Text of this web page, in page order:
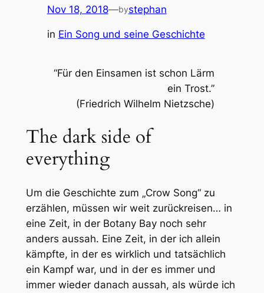
Nov 18, 2018—bystephan
in Ein Song und seine Geschichte
“Für den Einsamen ist schon Lärm
ein Trost.”
(Friedrich Wilhelm Nietzsche)
The dark side of
everything
Um die Geschichte zum „Crow Song“ zu
erzählen, müssen wir weit zurückreisen… in
eine Zeit, in der Botany Bay noch sehr
anders aussah. Eine Zeit, in der ich allein
kämpfte, in der es wirklich und tatsächlich
ein Kampf war, und in der es immer und
immer wieder danach aussah, als würde ich